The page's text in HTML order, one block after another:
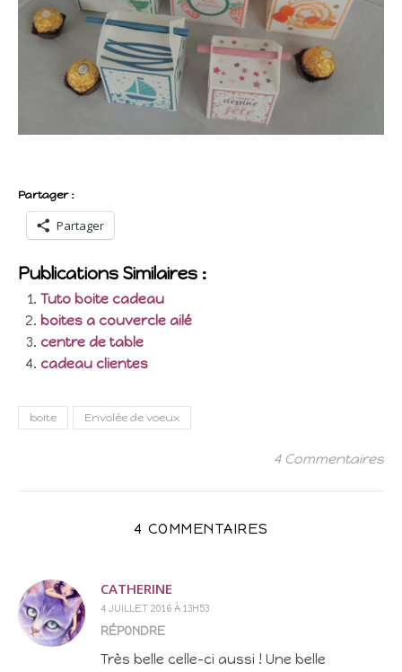
Partager :
Partager
Publications Similaires :
Tuto boite cadeau
boites a couvercle ailé
centre de table
cadeau clientes
boite Envolée de voeux
4 Commentaires
4 COMMENTAIRES
CATHERINE
4 JUILLET 2016 À 13H53
RÉPONDRE
Très belle celle-ci aussi ! Une belle